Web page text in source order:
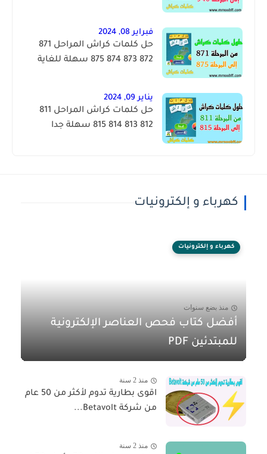
فبراير 08, 2024
حل كلمات كراش المراحل 871
872 873 874 875 سهلة للغاية
يناير 09, 2024
حل كلمات كراش المراحل 811
812 813 814 815 سهلة جدا
كهرباء و إلكترونيات
كهرباء و إلكترونيات
منذ بضع سنوات
أفضل كتاب فحص العناصر الإلكترونية
للمبتدئين PDF
منذ 2 سنة
اقوى بطارية تدوم لأكثر من 50 عام
من شركة Betavolt...
منذ 2 سنة